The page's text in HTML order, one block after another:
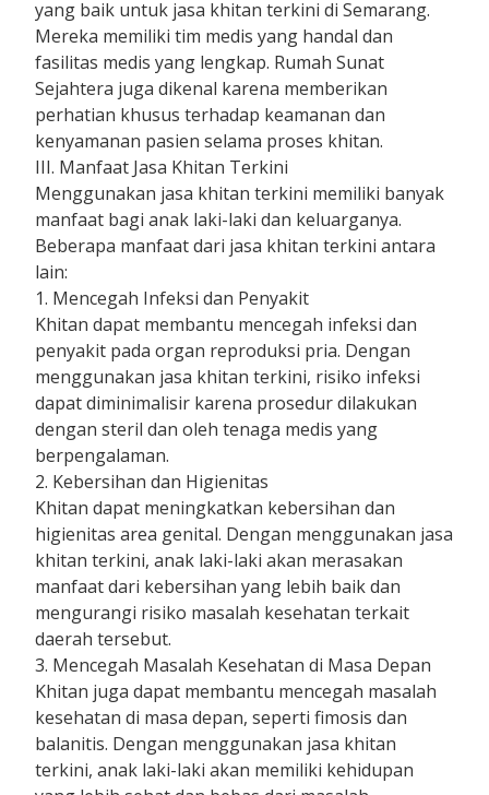
yang baik untuk jasa khitan terkini di Semarang.
Mereka memiliki tim medis yang handal dan
fasilitas medis yang lengkap. Rumah Sunat
Sejahtera juga dikenal karena memberikan
perhatian khusus terhadap keamanan dan
kenyamanan pasien selama proses khitan.
III. Manfaat Jasa Khitan Terkini
Menggunakan jasa khitan terkini memiliki banyak
manfaat bagi anak laki-laki dan keluarganya.
Beberapa manfaat dari jasa khitan terkini antara
lain:
1. Mencegah Infeksi dan Penyakit
Khitan dapat membantu mencegah infeksi dan
penyakit pada organ reproduksi pria. Dengan
menggunakan jasa khitan terkini, risiko infeksi
dapat diminimalisir karena prosedur dilakukan
dengan steril dan oleh tenaga medis yang
berpengalaman.
2. Kebersihan dan Higienitas
Khitan dapat meningkatkan kebersihan dan
higienitas area genital. Dengan menggunakan jasa
khitan terkini, anak laki-laki akan merasakan
manfaat dari kebersihan yang lebih baik dan
mengurangi risiko masalah kesehatan terkait
daerah tersebut.
3. Mencegah Masalah Kesehatan di Masa Depan
Khitan juga dapat membantu mencegah masalah
kesehatan di masa depan, seperti fimosis dan
balanitis. Dengan menggunakan jasa khitan
terkini, anak laki-laki akan memiliki kehidupan